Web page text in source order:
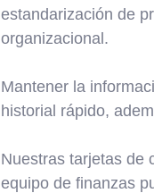
estandarización de
organizacional.
Mantener la
historial rápido,
Nuestras tarjetas de
equipo de finanzas